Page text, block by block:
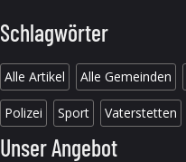
Schlagwörter
Alle Artikel Alle Gemeinden
Polizei Sport Vaterstetten
Unser Angebot